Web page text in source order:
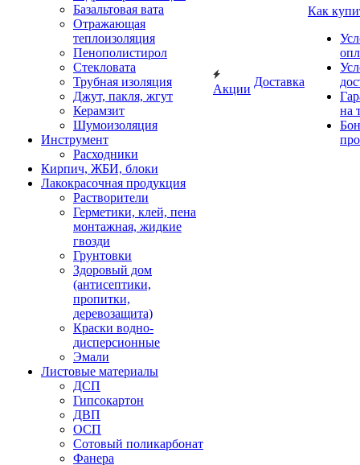
Базальтовая вата
Отражающая
теплоизоляция
Пенополистирол
Стекловата
Трубная изоляция
Джут, пакля, жгут
Керамзит
Шумоизоляция
Инструмент
Расходники
Кирпич, ЖБИ, блоки
Лакокрасочная продукция
Растворители
Герметики, клей, пена
монтажная, жидкие
гвозди
Грунтовки
Здоровый дом
(антисептики,
пропитки,
деревозащита)
Краски водно-
дисперсионные
Эмали
Листовые материалы
ДСП
Гипсокартон
ДВП
ОСП
Сотовый поликарбонат
Фанера
Акции
Доставка
Как
на